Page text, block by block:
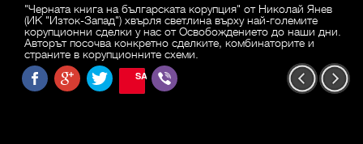
"Черната книга на българската корупция" от Николай Янев
(ИК "Изток-Запад") хвърля светлина върху най-големите
корупционни сделки у нас от Освобождението до наши дни.
Авторът посочва конкретно сделките, комбинаторите и
страните в корупционните схеми.
SAVE